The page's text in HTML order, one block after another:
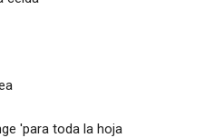
'para toda la hoja